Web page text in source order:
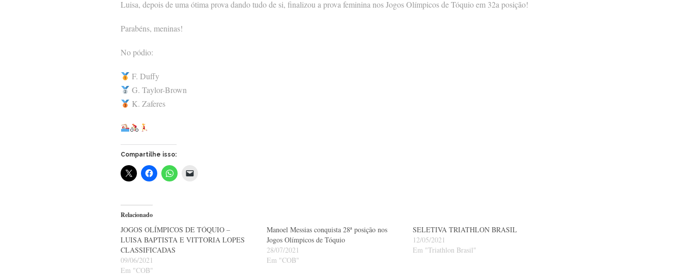
Luisa, depois de uma ótima prova dando tudo de si, finalizou a prova feminina nos Jogos Olímpicos de Tóquio em 32a posição!
Parabéns, meninas!
No pódio:
F. Duffy
G. Taylor-Brown
K. Zaferes
Compartilhe isso:
Relacionado
JOGOS OLÍMPICOS DE TÓQUIO –
LUISA BAPTISTA E VITTORIA LOPES
CLASSIFICADAS
09/06/2021
Em "COB"
Manoel Messias conquista 28ª posição nos
Jogos Olímpicos de Tóquio
28/07/2021
Em "COB"
SELETIVA TRIATHLON BRASIL
12/05/2021
Em "Triathlon Brasil"